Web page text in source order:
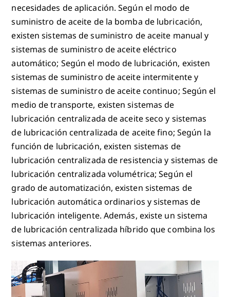
necesidades de aplicación. Según el modo de
suministro de aceite de la bomba de lubricación,
existen sistemas de suministro de aceite manual y
sistemas de suministro de aceite eléctrico
automático; Según el modo de lubricación, existen
sistemas de suministro de aceite intermitente y
sistemas de suministro de aceite continuo; Según el
medio de transporte, existen sistemas de
lubricación centralizada de aceite seco y sistemas
de lubricación centralizada de aceite fino; Según la
función de lubricación, existen sistemas de
lubricación centralizada de resistencia y sistemas de
lubricación centralizada volumétrica; Según el
grado de automatización, existen sistemas de
lubricación automática ordinarios y sistemas de
lubricación inteligente. Además, existe un sistema
de lubricación centralizada híbrido que combina los
sistemas anteriores.